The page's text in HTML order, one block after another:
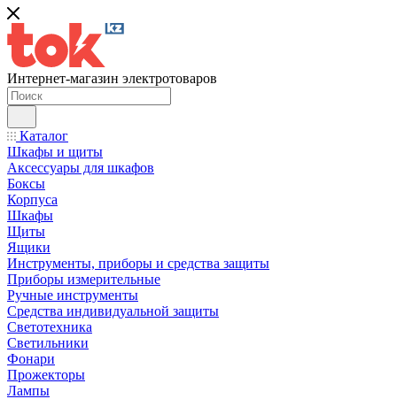
Интернет-магазин электротоваров
Каталог
Шкафы и щиты
Аксессуары для шкафов
Боксы
Корпуса
Шкафы
Щиты
Ящики
Инструменты, приборы и средства защиты
Приборы измерительные
Ручные инструменты
Средства индивидуальной защиты
Светотехника
Светильники
Фонари
Прожекторы
Лампы